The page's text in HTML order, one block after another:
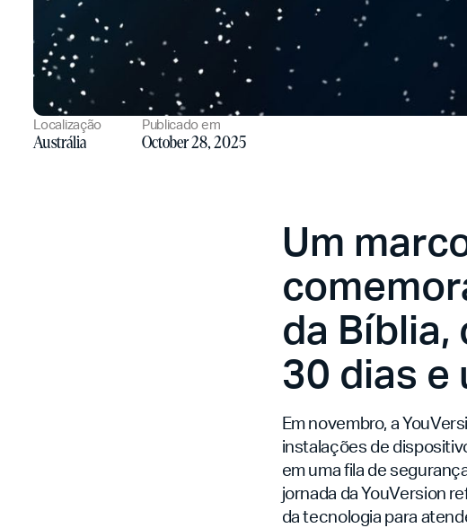
Localização
Austrália
Publicado em
October 28, 2025
Um
da Bíblia,
30 dias e
Em novembro, a
instalações de
em uma fila de
jornada da YouVersion
da tecnologia para